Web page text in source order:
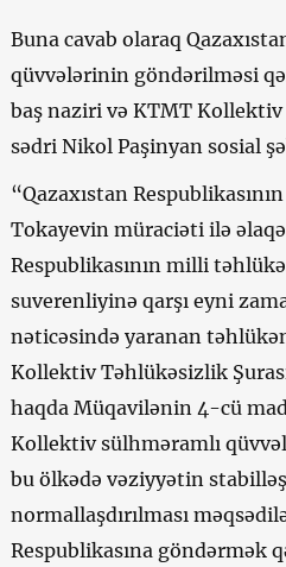
Buna cavab olaraq
qüvvələrinin göndərilməsi
baş naziri və KTMT Kollektiv
sədri Nikol Paşinyan sosial
“Qazaxıstan
Tokayevin müraciəti ilə
Respublikasının milli
suverenliyinə qarşı eyni
nəticəsində yaranan
Kollektiv Təhlükəsizlik
haqda Müqavilənin 4-cü
Kollektiv sülhməramlı
bu ölkədə vəziyyətin
normallaşdırılması
Respublikasına göndərmək